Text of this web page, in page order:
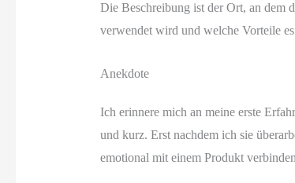
Die Beschreibung ist der Ort, an dem
verwendet wird und welche Vorteile
Anekdote
Ich erinnere mich an meine erste
und kurz. Erst nachdem ich sie
emotional mit einem Produkt